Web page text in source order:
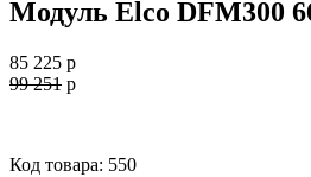
Модуль Elco DFM300
85 225 p
99 251 p
Код товара: 550